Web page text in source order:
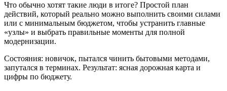
Что обычно хотят такие люди в итоге? Простой план
действий, который реально можно выполнить своими силами
или с минимальным бюджетом, чтобы устранить главные
«узлы» и выбрать правильные моменты для полной
модернизации.
Состояния: новичок, пытался чинить бытовыми методами,
запутался в терминах. Результат: ясная дорожная карта и
цифры по бюджету.